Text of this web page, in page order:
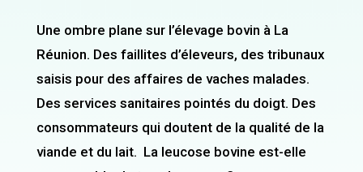
Une ombre plane sur l’élevage bovin à La
Réunion. Des faillites d’éleveurs, des tribunaux
saisis pour des affaires de vaches malades.
Des services sanitaires pointés du doigt. Des
consommateurs qui doutent de la qualité de la
viande et du lait. La leucose bovine est-elle